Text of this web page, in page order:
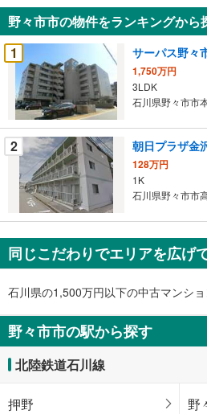
知
を
受
け
取
る
・
条
件
ペ
ー
ジ
保
す
る
野々市市の物件をランキングから
1
サーパス野々
1,750万円
3LDK
石川県野々市市
2 朝日プラザ金
128万円
1K
石川県野々市市
同じこだわりでエリアを広げ
石川県の1,500万円以下の中古マンシ
野々市市の駅から探す
北陸鉄道石川線
押野 野